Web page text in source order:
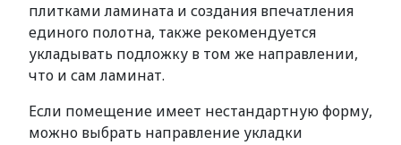
плитками ламината и создания впечатления
единого полотна, также рекомендуется
укладывать подложку в том же направлении,
что и сам ламинат.
Если помещение имеет нестандартную форму,
можно выбрать направление укладки